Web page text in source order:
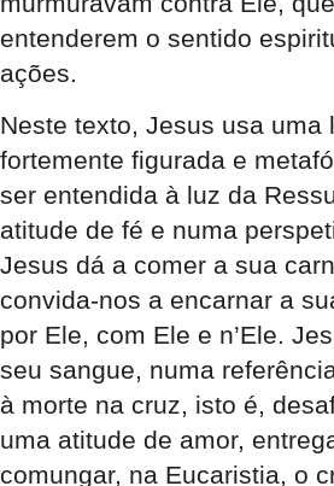
entenderem o sentido
ações.
Neste texto, Jesus usa uma
fortemente figurada e
ser entendida à luz da
atitude de fé e numa
Jesus dá a comer a sua
convida-nos a encarnar a
por Ele, com Ele e n’Ele.
seu sangue, numa
à morte na cruz, isto é,
uma atitude de amor,
comungar, na Eucaristia, o